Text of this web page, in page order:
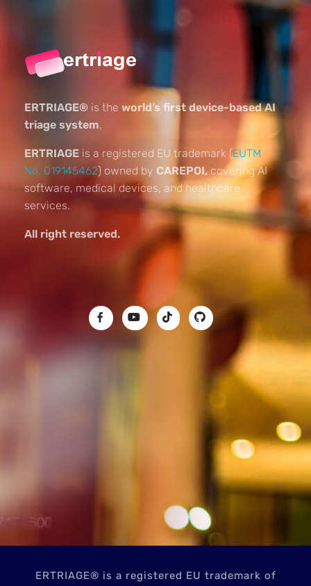
ERTRIAGE® is the world’s first device-based AI
triage system.
ERTRIAGE is a registered EU trademark (EUTM
No. 019145462) owned by CAREPOI,covering AI
software, medical devices, and healthcare
services.
All right reserved.
ERTRIAGE® is a registered EU trademark of